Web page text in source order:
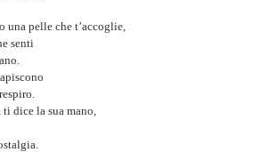
una pelle che t’accoglie,
senti
dice la sua mano,